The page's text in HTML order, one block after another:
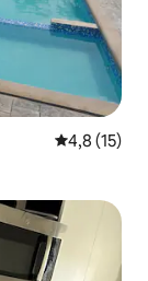
Évaluation
4,8 (15)